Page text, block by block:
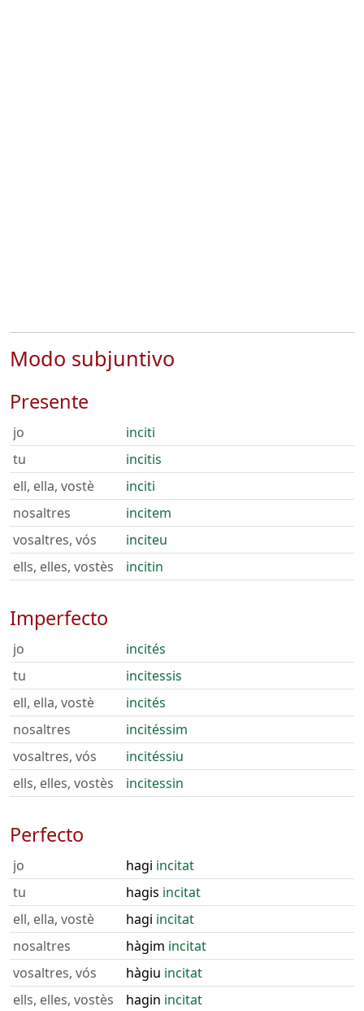
Modo subjuntivo
Presente
jo
inciti
tu
incitis
ell, ella, vostè
inciti
nosaltres
incitem
vosaltres, vós
inciteu
ells, elles, vostès
incitin
Imperfecto
jo
incités
tu
incitessis
ell, ella, vostè
incités
nosaltres
incitéssim
vosaltres, vós
incitéssiu
ells, elles, vostès
incitessin
Perfecto
jo hagi incitat
tu
hagis incitat
ell, ella, vostè
hagi incitat
nosaltres
hàgim incitat
vosaltres, vós
hàgiu incitat
ells, elles, vostès
hagin incitat